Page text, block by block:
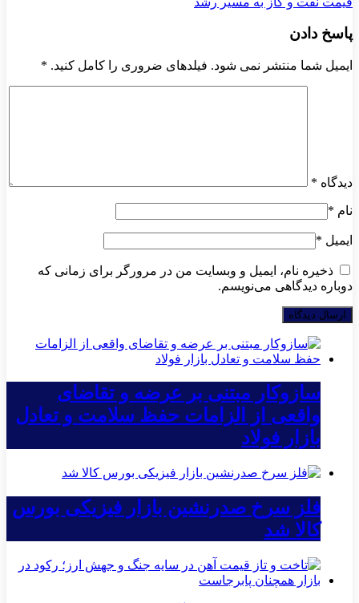
پاسخ دادن
ایمیل شما منتشر نمی شود. فیلدهای ضروری را کامل کنید. *
دیدگاه *
نام *
ایمیل *
ذخیره نام، ایمیل و وبسایت من در مرورگر برای زمانی که
دوباره دیدگاهی می‌نویسم.
سازوکار مبتنی بر عرضه و تقاضای
واقعی از الزامات حفظ سلامت و تعادل
بازار فولاد
فلز سرخ صدرنشین بازار فیزیکی بورس
کالا شد